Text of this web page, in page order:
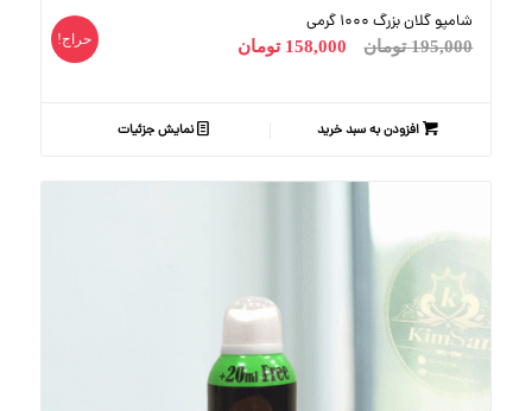
شامپو گلان بزرگ 1000 گرمی
195,000 تومان 158,000 تومان حراج!
افزودن به سبد خرید نمایش جزئیات